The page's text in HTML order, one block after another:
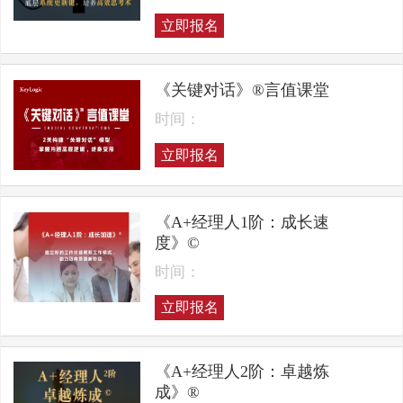
立即报名
《关键对话》®言值课堂
时间：
立即报名
《A+经理人1阶：成长速
度》©
时间：
立即报名
《A+经理人2阶：卓越炼
成》®